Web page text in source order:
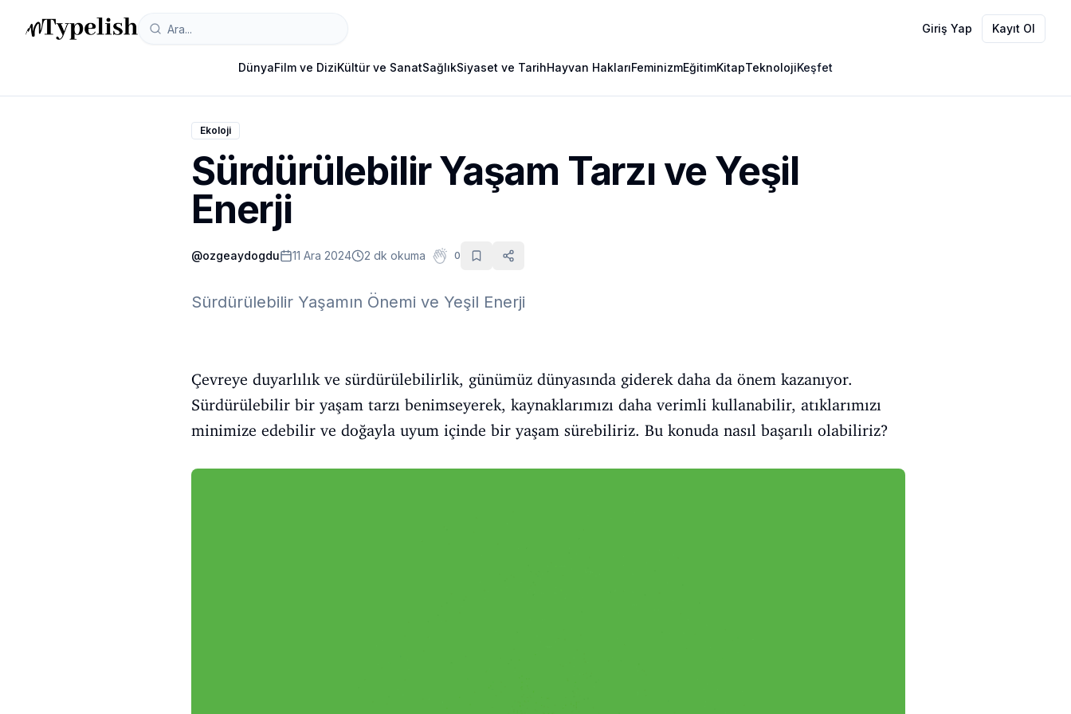
Giriş Yap Kayıt Ol
DünyaFilm ve DiziKültür ve SanatSağlıkSiyaset ve TarihHayvan HaklarıFeminizmEğitimKitapTeknolojiKeşfet
Ekoloji
Sürdürülebilir Yaşam Tarzı ve Yeşil
Enerji
@ozgeaydogdu 11 Ara 2024 2 dk okuma 0
Sürdürülebilir Yaşamın Önemi ve Yeşil Enerji
Çevreye duyarlılık ve sürdürülebilirlik, günümüz dünyasında giderek daha da önem kazanıyor.
Sürdürülebilir bir yaşam tarzı benimseyerek, kaynaklarımızı daha verimli kullanabilir, atıklarımızı
minimize edebilir ve doğayla uyum içinde bir yaşam sürebiliriz. Bu konuda nasıl başarılı olabiliriz?